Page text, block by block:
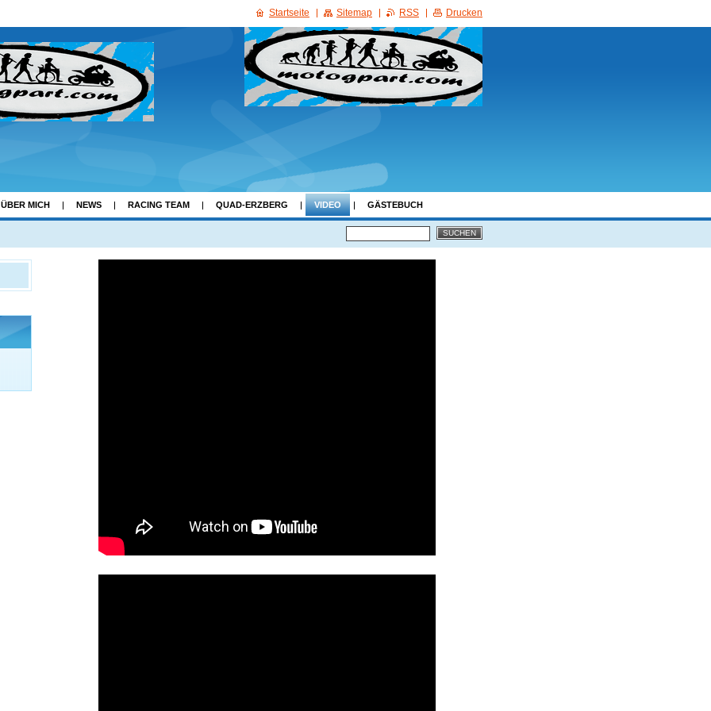
ÜBER MICH NEWS RACING TEAM QUAD-ERZBERG VIDEO GÄSTEBUCH
Startseite Sitemap RSS Drucken